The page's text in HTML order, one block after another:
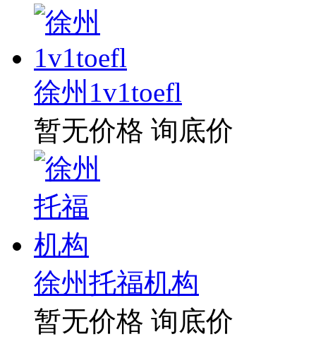
徐州1v1toefl
暂无价格 询底价
徐州托福机构
暂无价格 询底价